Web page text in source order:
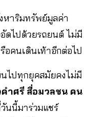
หาริมทรัพย์มูลค่า
ดไปด้วยรถยนต์ ไม่มี
คนเดินเท้าอีกต่อไป
ไปทุกยุคสมัยคงไม่มี
ำศรี สื่อมวลชน คน
นนี้มาร่วมแชร์